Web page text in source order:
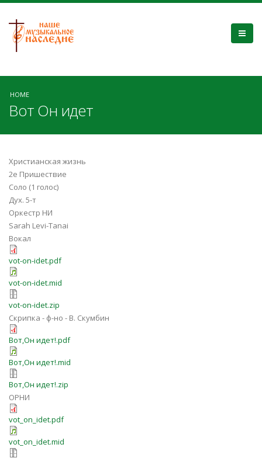
HOME
Вот Он идет
Христианская жизнь
2е Пришествие
Соло (1 голос)
Дух. 5-т
Оркестр НИ
Sarah Levi-Tanai
Вокал
vot-on-idet.pdf
vot-on-idet.mid
vot-on-idet.zip
Скрипка - ф-но - В. Скумбин
Вот,Он идет!.pdf
Вот,Он идет!.mid
Вот,Он идет!.zip
ОРНИ
vot_on_idet.pdf
vot_on_idet.mid